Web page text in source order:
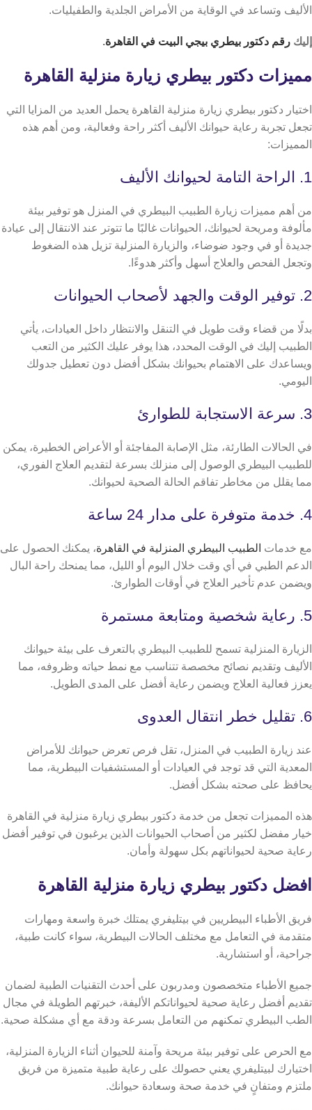
الأليف وتساعد في الوقاية من الأمراض الجلدية والطفيليات.
إليك رقم دكتور بيطري بيجي البيت في القاهرة.
مميزات دكتور بيطري زيارة منزلية القاهرة
اختيار دكتور بيطري زيارة منزلية القاهرة يحمل العديد من المزايا التي
تجعل تجربة رعاية حيوانك الأليف أكثر راحة وفعالية، ومن أهم هذه
المميزات:
1. الراحة التامة لحيوانك الأليف
من أهم مميزات زيارة الطبيب البيطري في المنزل هو توفير بيئة
مألوفة ومريحة لحيوانك، الحيوانات غالبًا ما تتوتر عند الانتقال إلى عيادة
جديدة أو في وجود ضوضاء، والزيارة المنزلية تزيل هذه الضغوط
وتجعل الفحص والعلاج أسهل وأكثر هدوءًا.
2. توفير الوقت والجهد لأصحاب الحيوانات
بدلًا من قضاء وقت طويل في التنقل والانتظار داخل العيادات، يأتي
الطبيب إليك في الوقت المحدد، هذا يوفر عليك الكثير من التعب
ويساعدك على الاهتمام بحيوانك بشكل أفضل دون تعطيل جدولك
اليومي.
3. سرعة الاستجابة للطوارئ
في الحالات الطارئة، مثل الإصابة المفاجئة أو الأعراض الخطيرة، يمكن
للطبيب البيطري الوصول إلى منزلك بسرعة لتقديم العلاج الفوري،
مما يقلل من مخاطر تفاقم الحالة الصحية لحيوانك.
4. خدمة متوفرة على مدار 24 ساعة
مع خدمات الطبيب البيطري المنزلية في القاهرة، يمكنك الحصول على
الدعم الطبي في أي وقت خلال اليوم أو الليل، مما يمنحك راحة البال
ويضمن عدم تأخير العلاج في أوقات الطوارئ.
5. رعاية شخصية ومتابعة مستمرة
الزيارة المنزلية تسمح للطبيب البيطري بالتعرف على بيئة حيوانك
الأليف وتقديم نصائح مخصصة تتناسب مع نمط حياته وظروفه، مما
يعزز فعالية العلاج ويضمن رعاية أفضل على المدى الطويل.
6. تقليل خطر انتقال العدوى
عند زيارة الطبيب في المنزل، تقل فرص تعرض حيوانك للأمراض
المعدية التي قد توجد في العيادات أو المستشفيات البيطرية، مما
يحافظ على صحته بشكل أفضل.
هذه المميزات تجعل من خدمة دكتور بيطري زيارة منزلية في القاهرة
خيار مفضل لكثير من أصحاب الحيوانات الذين يرغبون في توفير أفضل
رعاية صحية لحيواناتهم بكل سهولة وأمان.
افضل دكتور بيطري زيارة منزلية القاهرة
فريق الأطباء البيطريين في بيتليفري يمتلك خبرة واسعة ومهارات
متقدمة في التعامل مع مختلف الحالات البيطرية، سواء كانت طبية،
جراحية، أو استشارية.
جميع الأطباء متخصصون ومدربون على أحدث التقنيات الطبية لضمان
تقديم أفضل رعاية صحية لحيواناتكم الأليفة، خبرتهم الطويلة في مجال
الطب البيطري تمكنهم من التعامل بسرعة ودقة مع أي مشكلة صحية.
مع الحرص على توفير بيئة مريحة وآمنة للحيوان أثناء الزيارة المنزلية،
اختيارك لبيتليفري يعني حصولك على رعاية طبية متميزة من فريق
ملتزم ومتفانٍ في خدمة صحة وسعادة حيوانك.